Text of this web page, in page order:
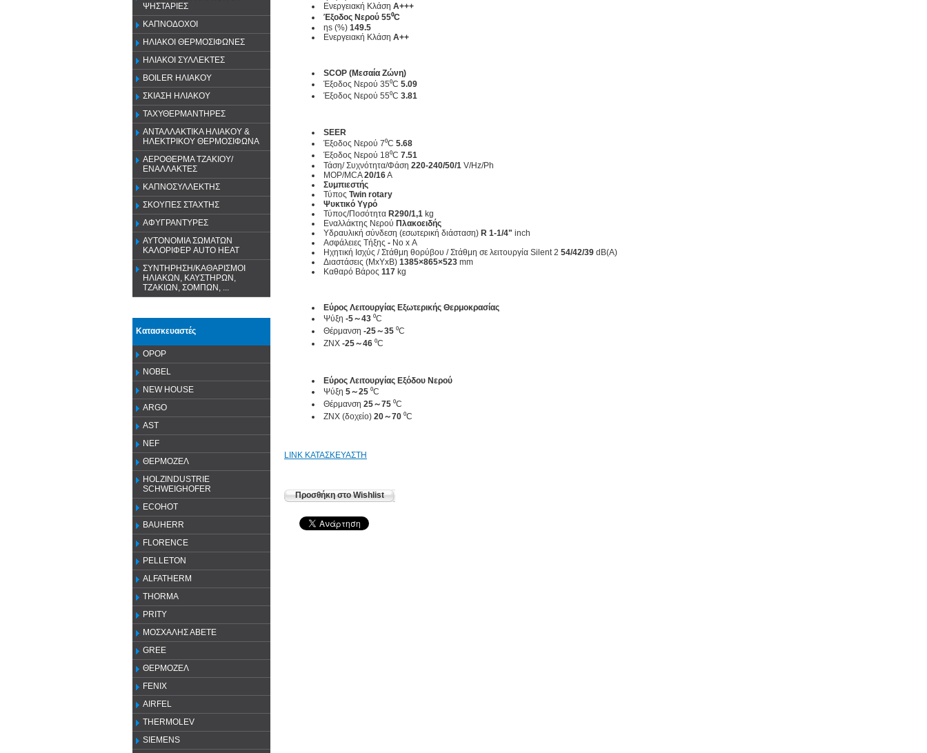
ΨΗΣΤΑΡΙΕΣ
ΚΑΠΝΟΔΟΧΟΙ
ΗΛΙΑΚΟΙ ΘΕΡΜΟΣΙΦΩΝΕΣ
ΗΛΙΑΚΟΙ ΣΥΛΛΕΚΤΕΣ
BOILER ΗΛΙΑΚΟΥ
ΣΚΙΑΣΗ ΗΛΙΑΚΟΥ
ΤΑΧΥΘΕΡΜΑΝΤΗΡΕΣ
ΑΝΤΑΛΛΑΚΤΙΚΑ ΗΛΙΑΚΟΥ &
ΗΛΕΚΤΡΙΚΟΥ ΘΕΡΜΟΣΙΦΩΝΑ
ΑΕΡΟΘΕΡΜΑ ΤΖΑΚΙΟΥ/
ΕΝΑΛΛΑΚΤΕΣ
ΚΑΠΝΟΣΥΛΛΕΚΤΗΣ
ΣΚΟΥΠΕΣ ΣΤΑΧΤΗΣ
ΑΦΥΓΡΑΝΤΥΡΕΣ
ΑΥΤΟΝΟΜΙΑ ΣΩΜΑΤΩΝ
ΚΑΛΟΡΙΦΕΡ AUTO HEAT
ΣΥΝΤΗΡΗΣΗ/ΚΑΘΑΡΙΣΜΟΙ
ΗΛΙΑΚΩΝ, ΚΑΥΣΤΗΡΩΝ,
ΤΖΑΚΙΩΝ, ΣΟΜΠΩΝ, ...
Κατασκευαστές
OPOP
NOBEL
NEW HOUSE
ARGO
AST
NEF
ΘΕΡΜΟΖΕΛ
HOLZINDUSTRIE
SCHWEIGHOFER
ECOHOT
BAUHERR
FLORENCE
PELLETON
ALFATHERM
THORMA
PRITY
ΜΟΣΧΑΛΗΣ ΑΒΕΤΕ
GREE
ΘΕΡΜΟΖΕΛ
FENIX
AIRFEL
THERMOLEV
SIEMENS
Ενεργειακή Κλάση A+++
Έξοδος Νερού 55⁰C
ηs (%) 149.5
Ενεργειακή Κλάση A++
SCOP (Μεσαία Ζώνη)
Έξοδος Νερού 35⁰C 5.09
Έξοδος Νερού 55⁰C 3.81
SEER
Έξοδος Νερού 7⁰C 5.68
Έξοδος Νερού 18⁰C 7.51
Τάση/ Συχνότητα/Φάση 220-240/50/1 V/Hz/Ph
MOP/MCA 20/16A
Συμπιεστής
Τύπος Twin rotary
Ψυκτικό Υγρό
Τύπος/Ποσότητα R290/1,1 kg
Εναλλάκτης Νερού Πλακοειδής
Υδραυλική σύνδεση (εσωτερική διάσταση) R 1-1/4" inch
Ασφάλειες Τήξης - No x Α
Ηχητική Ισχύς / Στάθμη θορύβου / Στάθμη σε λειτουργία Silent 2 54/42/39 dB(A)
Διαστάσεις (MxΥxΒ) 1385×865×523 mm
Καθαρό Βάρος 117 kg
Εύρος Λειτουργίας Εξωτερικής Θερμοκρασίας
Ψύξη -5～43 ⁰C
Θέρμανση -25～35 ⁰C
ΖΝΧ -25～46 ⁰C
Εύρος Λειτουργίας Εξόδου Νερού
Ψύξη 5～25 ⁰C
Θέρμανση 25～75 ⁰C
ΖΝΧ (δοχείο) 20～70 ⁰C
LINK ΚΑΤΑΣΚΕΥΑΣΤΗ
Προσθήκη στο Wishlist